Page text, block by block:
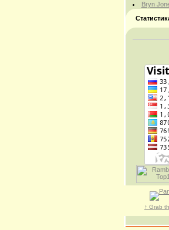
Bryn
↑ Grab